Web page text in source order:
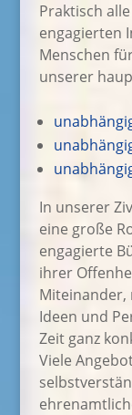
Praktisch
engagierten
Menschen
unserer
In unserer
eine große
engagierte
ihrer
Miteinander,
Ideen und
Zeit ganz
Viele